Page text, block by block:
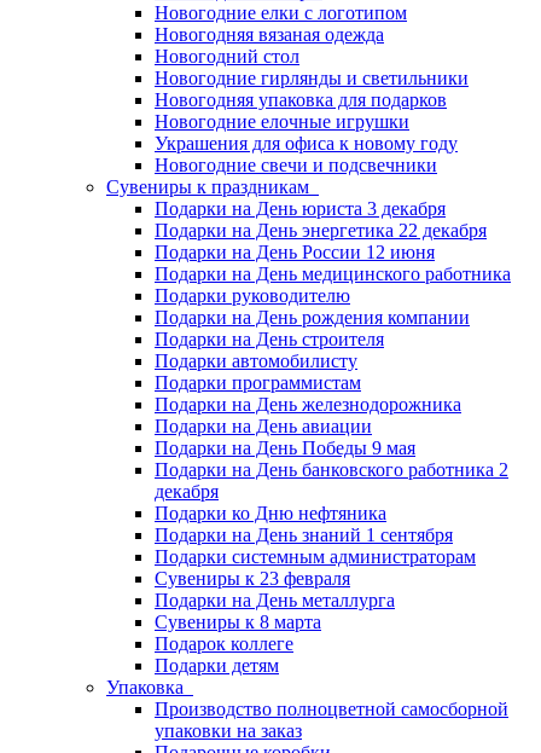
Новогодние елки с логотипом
Новогодняя вязаная одежда
Новогодний стол
Новогодние гирлянды и светильники
Новогодняя упаковка для подарков
Новогодние елочные игрушки
Украшения для офиса к новому году
Новогодние свечи и подсвечники
Сувениры к праздникам
Подарки на День юриста 3 декабря
Подарки на День энергетика 22 декабря
Подарки на День России 12 июня
Подарки на День медицинского работника
Подарки руководителю
Подарки на День рождения компании
Подарки на День строителя
Подарки автомобилисту
Подарки программистам
Подарки на День железнодорожника
Подарки на День авиации
Подарки на День Победы 9 мая
Подарки на День банковского работника 2
декабря
Подарки ко Дню нефтяника
Подарки на День знаний 1 сентября
Подарки системным администраторам
Сувениры к 23 февраля
Подарки на День металлурга
Сувениры к 8 марта
Подарок коллеге
Подарки детям
Упаковка
Производство полноцветной самосборной
упаковки на заказ